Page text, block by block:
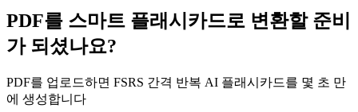
PDF를 스마트 플래시카드로 변환할 준비
가 되셨나요?
PDF를 업로드하면 FSRS 간격 반복 AI 플래시카드를 몇 초 만
에 생성합니다